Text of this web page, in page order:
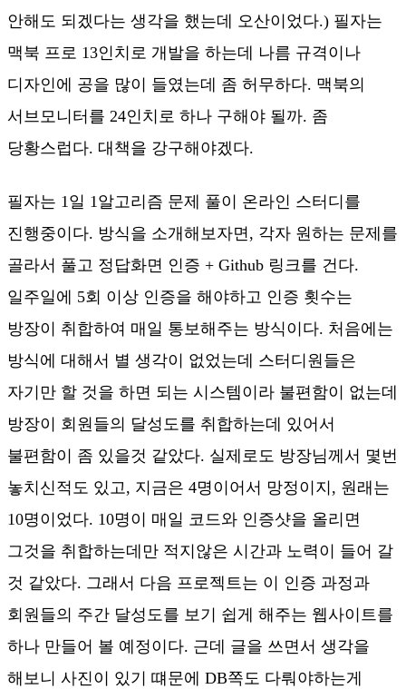
안해도 되겠다는 생각을 했는데 오산이었다.) 필자는
맥북 프로 13인치로 개발을 하는데 나름 규격이나
디자인에 공을 많이 들였는데 좀 허무하다. 맥북의
서브모니터를 24인치로 하나 구해야 될까. 좀
당황스럽다. 대책을 강구해야겠다.
필자는 1일 1알고리즘 문제 풀이 온라인 스터디를
진행중이다. 방식을 소개해보자면, 각자 원하는 문제를
골라서 풀고 정답화면 인증 + Github 링크를 건다.
일주일에 5회 이상 인증을 해야하고 인증 횟수는
방장이 취합하여 매일 통보해주는 방식이다. 처음에는
방식에 대해서 별 생각이 없었는데 스터디원들은
자기만 할 것을 하면 되는 시스템이라 불편함이 없는데
방장이 회원들의 달성도를 취합하는데 있어서
불편함이 좀 있을것 같았다. 실제로도 방장님께서 몇번
놓치신적도 있고, 지금은 4명이어서 망정이지, 원래는
10명이었다. 10명이 매일 코드와 인증샷을 올리면
그것을 취합하는데만 적지않은 시간과 노력이 들어 갈
것 같았다. 그래서 다음 프로젝트는 이 인증 과정과
회원들의 주간 달성도를 보기 쉽게 해주는 웹사이트를
하나 만들어 볼 예정이다. 근데 글을 쓰면서 생각을
해보니 사진이 있기 떄문에 DB쪽도 다뤄야하는게